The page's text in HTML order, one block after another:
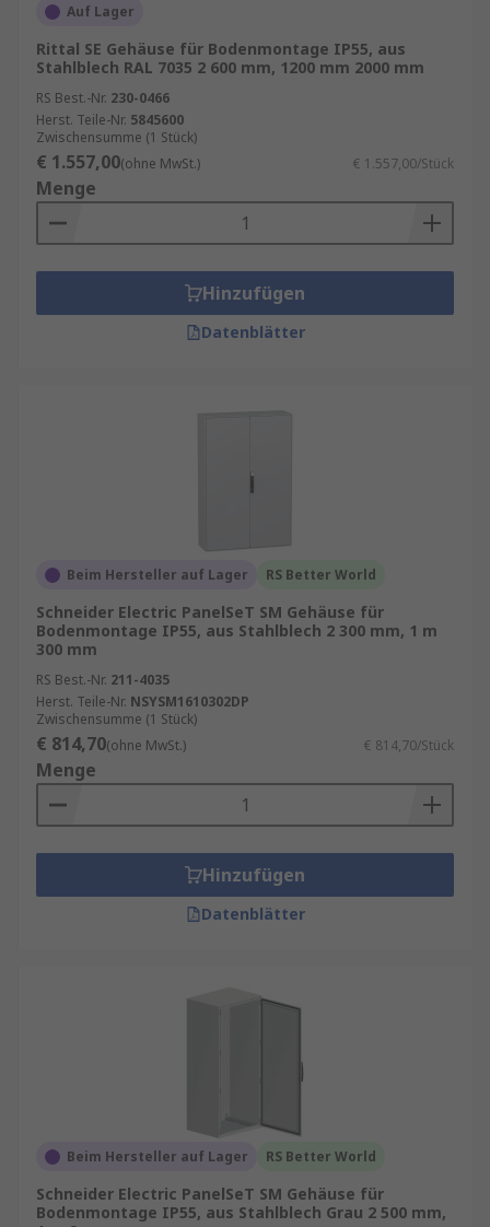
Auf Lager
Rittal SE Gehäuse für Bodenmontage IP55, aus
Stahlblech RAL 7035 2 600 mm, 1200 mm 2000 mm
RS Best.-Nr. 230-0466
Herst. Teile-Nr. 5845600
Zwischensumme (1 Stück)
€ 1.557,00(ohne MwSt.) € 1.557,00/Stück
Menge
Hinzufügen
Datenblätter
Beim Hersteller auf Lager RS Better World
Schneider Electric PanelSeT SM Gehäuse für
Bodenmontage IP55, aus Stahlblech 2 300 mm, 1 m
300 mm
RS Best.-Nr. 211-4035
Herst. Teile-Nr. NSYSM1610302DP
Zwischensumme (1 Stück)
€ 814,70(ohne MwSt.) € 814,70/Stück
Menge
Hinzufügen
Datenblätter
Beim Hersteller auf Lager RS Better World
Schneider Electric PanelSeT SM Gehäuse für
Bodenmontage IP55, aus Stahlblech Grau 2 500 mm,